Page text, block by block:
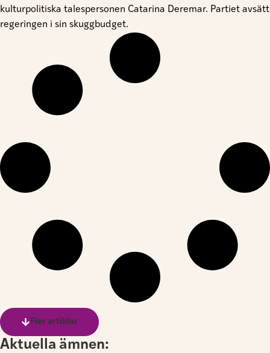
kulturpolitiska talespersonen Catarina Deremar. Partiet
regeringen i sin skuggbudget.
Fler artiklar
Aktuella ämnen: